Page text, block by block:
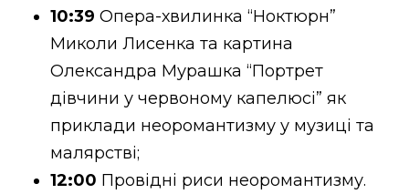
10:39 Опера-хвилинка “Ноктюрн”
Миколи Лисенка та картина
Олександра Мурашка “Портрет
дівчини у червоному капелюсі” як
приклади неоромантизму у музиці та
малярстві;
12:00 Провідні риси неоромантизму.